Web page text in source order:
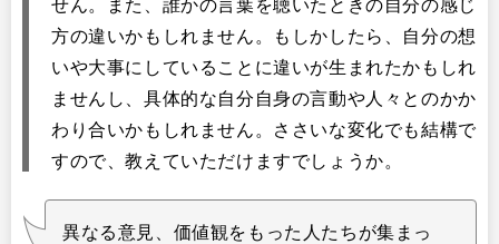
せん。また、誰かの言葉を聴いたときの自分の感じ
方の違いかもしれません。もしかしたら、自分の想
いや大事にしていることに違いが生まれたかもしれ
ませんし、具体的な自分自身の言動や人々とのかか
わり合いかもしれません。ささいな変化でも結構で
すので、教えていただけますでしょうか。
異なる意見、価値観をもった人たちが集まっ